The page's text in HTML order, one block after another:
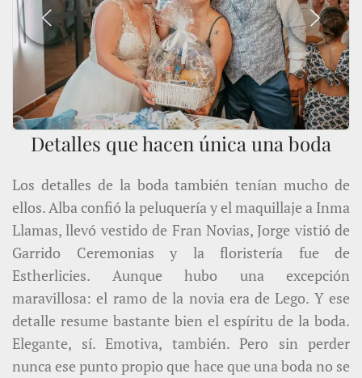
Detalles que hacen única una boda
Los detalles de la boda también tenían mucho de
ellos. Alba confió la peluquería y el maquillaje a Inma
Llamas, llevó vestido de Fran Novias, Jorge vistió de
Garrido Ceremonias y la floristería fue de
Estherlicies. Aunque hubo una excepción
maravillosa: el ramo de la novia era de Lego. Y ese
detalle resume bastante bien el espíritu de la boda.
Elegante, sí. Emotiva, también. Pero sin perder
nunca ese punto propio que hace que una boda no se